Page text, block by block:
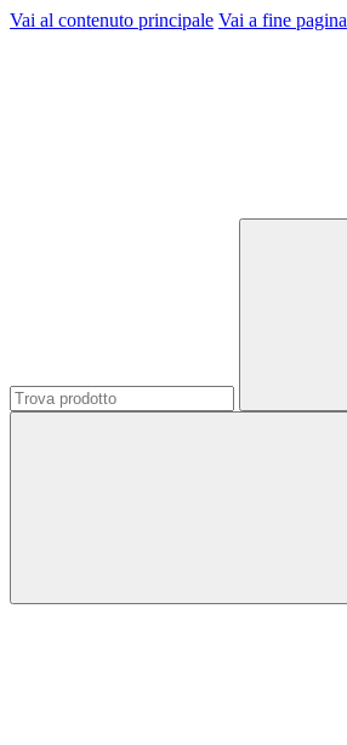
Vai al contenuto principale Vai a fine pagina